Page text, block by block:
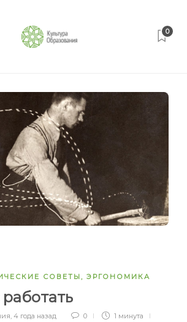
0
СОВЕТЫ, ЭРГОНОМИКА
, 4 года назад 0
1 минута